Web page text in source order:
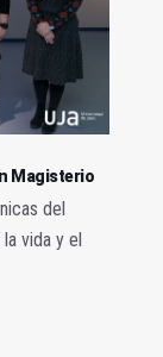
Magisterio
del
vida y el